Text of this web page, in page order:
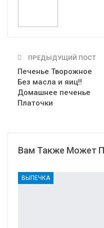
ПРЕДЫДУЩИЙ ПОСТ
Печенье Творожное
Без масла и яиц!!
Домашнее печенье
Платочки
Вам Также Может
ВЫПЕЧКА